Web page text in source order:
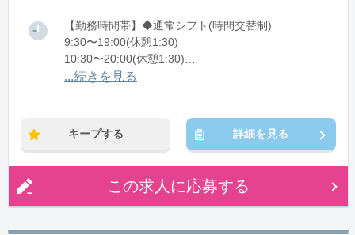
【勤務時間帯】◆通常シフト(時間交替制)
9:30〜19:00(休憩1:30)
10:30〜20:00(休憩1:30)
11:00〜20:30(休憩1:30)
※残業：5〜10時間程度/月
...続きを見る
キープする 詳細を見る
この求人に応募する